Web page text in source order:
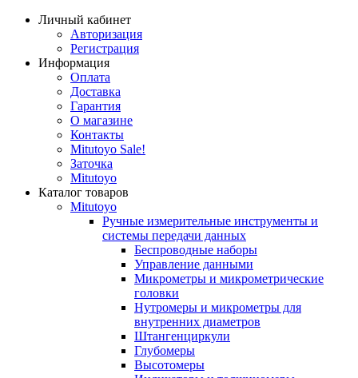
Личный кабинет
Авторизация
Регистрация
Информация
Оплата
Доставка
Гарантия
О магазине
Контакты
Mitutoyo Sale!
Заточка
Mitutoyo
Каталог товаров
Mitutoyo
Ручные измерительные инструменты и
системы передачи данных
Беспроводные наборы
Управление данными
Микрометры и микрометрические
головки
Нутромеры и микрометры для
внутренних диаметров
Штангенциркули
Глубомеры
Высотомеры